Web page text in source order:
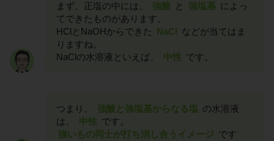
まず、正塩の中には、 強酸 と 強塩基 によっ
てできたものがあります。
HClとNaOHからできた NaCl などが当てはま
りますね。
NaClの水溶液といえば、
中性 です。
つまり、 強酸と強塩基からなる塩 の水溶液
は、
中性 です。
強いもの同士が打ち消し合うイメージ です